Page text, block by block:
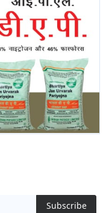
Subscribe